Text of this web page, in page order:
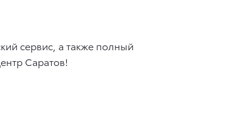
сервис, а также полный
Саратов!